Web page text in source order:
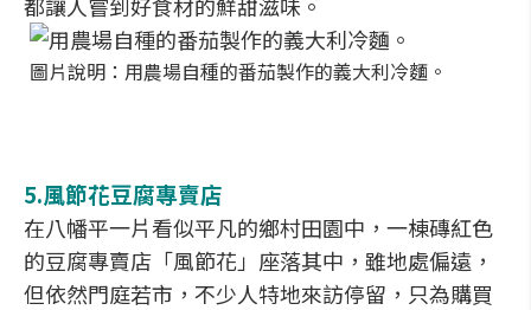
圖片說明：用農場自種的番茄製作的義大利冷麵。
5.風節花豆腐專賣店
在八幡平一片看似平凡的鄉村田園中，一棟磚紅色
的豆腐專賣店「風節花」座落其中，雖地處偏遠，
但依然門庭若市，不少人特地來訪停留，只為購買